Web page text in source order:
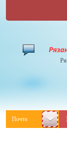
Почта